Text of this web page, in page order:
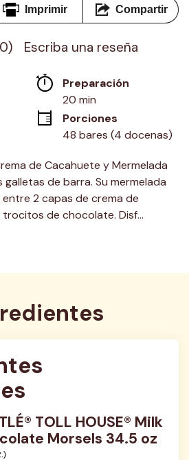
Imprimir Compartir
Escriba una reseña
Preparación
20 min
Porciones
48 bares (4 docenas)
de Cacahuete y Mermelada
de barra. Su mermelada
2 capas de crema de
de chocolate. Disf…
TOLL HOUSE® Milk
Morsels 34.5 oz